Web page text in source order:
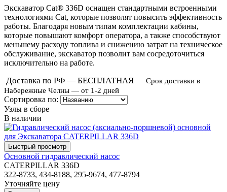
Экскаватор Cat® 336D оснащен стандартными встроенными
технологиями Cat, которые позволят повысить эффективность
работы. Благодаря новым типам комплектации кабины,
которые повышают комфорт оператора, а также способствуют
меньшему расходу топлива и снижению затрат на техническое
обслуживание, экскаватор позволит вам сосредоточиться
исключительно на работе.
Доставка по РФ — БЕСПЛАТНАЯ
Срок доставки в
Набережные Челны — от 1-2 дней
Сортировка по:
Узлы в сборе
В наличии
Основной гидравлический насос
CATERPILLAR 336D
322-8733, 434-8188, 295-9674, 477-8794
Уточняйте цену